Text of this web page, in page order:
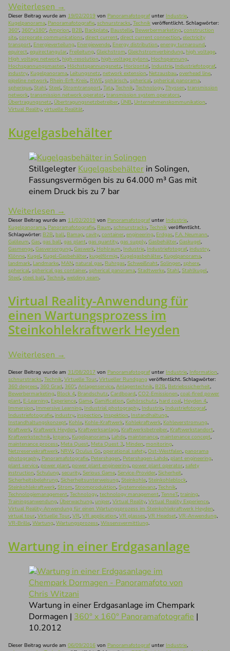
Weiterlesen →
Dieser Beitrag wurde am 19/02/2019 von Panoramafotografunter Industrie,
Kugelpanorama, Panoramafotografie, schnurstracks, Technik veröffentlicht. Schlagwörter:
360°, 360°x180°, Amprion, B2B, Backplate, Baustelle, Bewerbermarketing, construction
site, corporate communications, direct current, direct current connection, electricity
transport, Energieverteilung, Energiewende, Energy distribution, energy turnaround,
equirect, equirectangular, Freileitung, Gleichstrom, Gleichstromverbindung, high voltage,
High voltage network, high-resolution, high-voltage pylons, Hochspannung,
Hochspannungsmasten, Höchstspannungsnetz, Horizontal, Industrie, Industriefotograf,
industry, Kugelpanorama, Leitungsnetz, network extension, Netzausbau, overhead line,
pipeline network, Rhein-Erft-Kreis, RWE, sphärisch, spherical, spherical panorama,
spherique, Stahl, Steel, Stromtransport, Tata, Technik, Technology, Thyssen, transmission
network, transmission network operator, transmission system operators,
Übertragungsnetz, Übertragungsnetzbetreiber, ÜNB, Unternehmenskommunikation,
Virtual Reality, virtuelle Realität.
Kugelgasbehälter
Stillgelegter Kugelgasbehälter in Solingen,
Fassungsvermögen bis zu 64.000 m³ Gas mit
einem Druck bis zu 7 bar
Weiterlesen →
Dieser Beitrag wurde am 11/02/2019 von Panoramafotografunter Industrie,
Kugelpanorama, Panoramafotografie, Raum, schnurstracks, Technik veröffentlicht.
Schlagwörter: B2B, ball, Bamag, cavity, container, engineering, Erdgas, F.A. Neumann,
Galileum, Gas, gas ball, gas plant, gas quantity, gas supply, Gasbehälter, Gaskugel,
Gasmenge, Gasversorgung, Gaswerk, Hohlraum, Industrie, Industriefotograf, industry,
Klönne, Kugel, Kugel-Gasbehälter, kugelförmig, Kugelgasbehälter, Kugelpanorama,
landmark, Landmarke, MAN, natural gas, Ruhrgas, Schweißnaht, Solingen, sphere,
spherical, spherical gas container, spherical panorama, Stadtwerke, Stahl, Stahlkugel,
Steel, steel ball, Technik, welding seam.
Virtual Reality-Anwendung für
einen Wartungsprozess im
Steinkohlekraftwerk Heyden
Weiterlesen →
Dieser Beitrag wurde am 31/08/2017 von Panoramafotografunter Industrie, Information,
schnurstracks, Technik, Virtuelle Tour, Virtueller Rundgang veröffentlicht. Schlagwörter:
360 degrees, 360 Grad, 360°, Anlagenservice, Anlagentechnik, B2B, Betriebssicherheit,
Bewerbermarketing, Block 4, Brandschutz, Cardboard, CO2-Emissionen, coal-fired power
plant, E-Learning, Experience, Game, Gamification, Gehörschutz, hard coal, Heyden 4,
Immersion, Immersive Learning, Industrial photography, Industrie, Industriefotograf,
Industriefotografie, industry, inspection, Inspektion, Instandhaltung,
Instandhaltungskonzept, Kohle, Kohle-Kraftwerk, Kohlekraftwerk, Kohleverstromung,
Kraftwerk, Kraftwerk Heyden, Kraftwerksanlage, Kraftwerksbetreiber, Kraftwerkstandort,
Kraftwerkstechnik, krpano, Kugelpanorama, Lahde, maintenance, maintenance concept,
maintenance process, Meta Quest, Meta Quest 3, Minden, monitoring,
Netzreservekraftwerk, NRW, Oculus Go, operational safety, Ost-Westfalen, panorama
photography, Panoramafotografie, Petershagen, Petershagen-Lahde, plant engineering,
plant service, power plant, power plant engineering, power plant operator, safety
instruction, Schulung, security, Serious Game, Service-Provider, Sicherheit,
Sicherheitsbelehrung, Sicherheitsunterweisung, Steinkohle, Steinkohleblock,
Steinkohlekraftwerk, Strom, Stromproduktion, Systemrelevanz, Technik,
Technologiemanagement, Technology, technology management, TenneT, training,
Trainingsanwendung, Überwachung, uniper, Virtual Reality, Virtual Reality Experience,
Virtual Reality-Anwendung für einen Wartungsprozess im Steinkohlekraftwerk Heyden,
virtual tour, Virtuelle Tour, VR, VR application, VR glasses, VR Headset, VR-Anwendung,
VR-Brille, Wartung, Wartungsprozess, Wissensvermittlung.
Wartung in einer Erdgasanlage
Wartung in einer Erdgasanlage im Chempark
Dormagen | 360° x 160° Panoramafotografie |
10.2012
Dieser Beitrag wurde am 06/09/2016 von Panoramafotografunter Industrie,